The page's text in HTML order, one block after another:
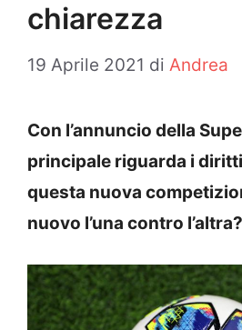
chiarezza
19 Aprile 2021 di Andrea
Con l’annuncio della
principale riguarda i
questa nuova
nuovo l’una contro l’altra?